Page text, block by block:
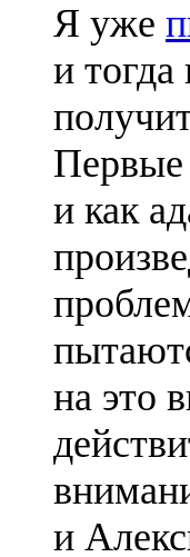
Я уже
и тогда
Первые
и как
на это
и